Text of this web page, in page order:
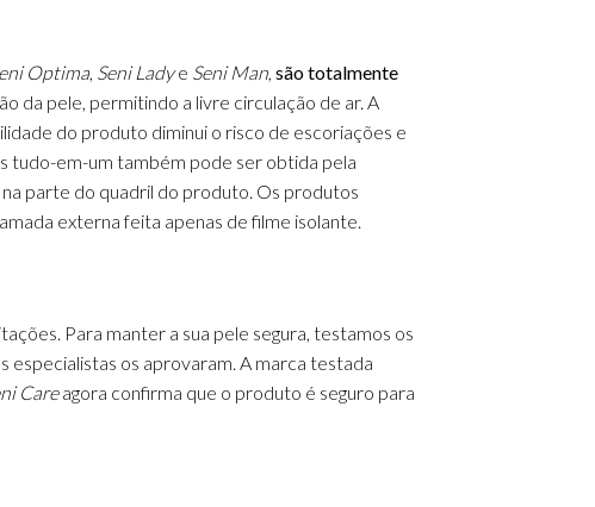
Optima Seni Ladye Seni Man são totalmente
da pele, permitindo a livre circulação de ar. A
do produto diminui o risco de escoriações e
tudo-em-um também pode ser obtida pela
parte do quadril do produto. Os produtos
externa feita apenas de filme isolante.
Para manter a sua pele segura, testamos os
especialistas os aprovaram. A marca testada
Careagora confirma que o produto é seguro para